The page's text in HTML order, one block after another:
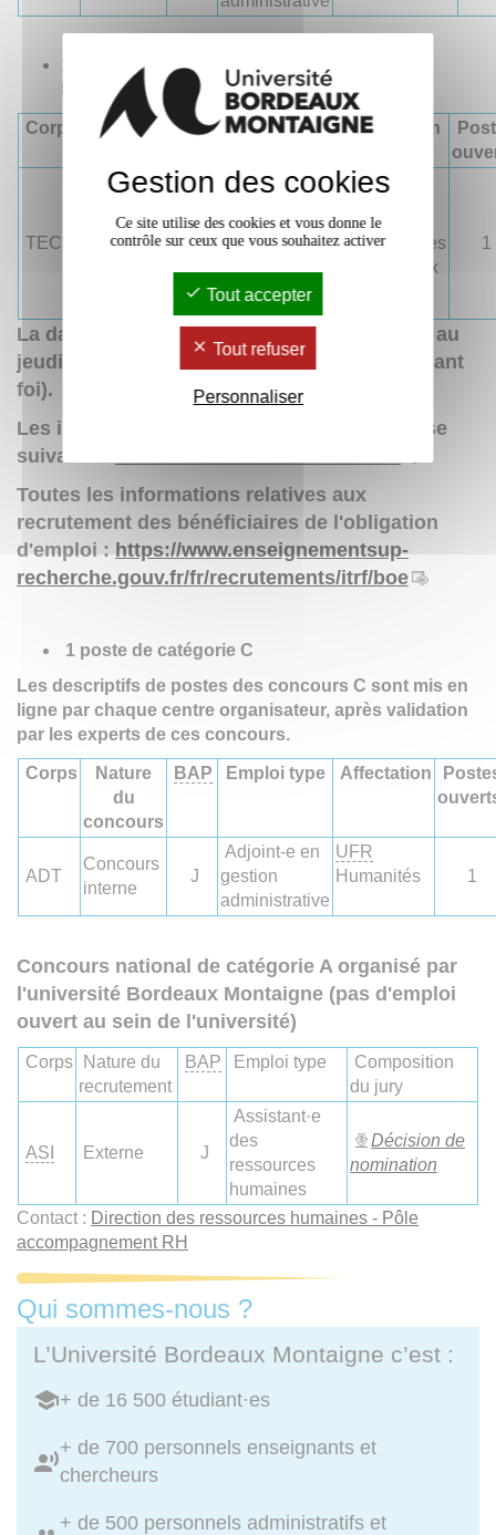
1 poste de catégorie B, Bénéficiaire de
l'Obligation d'Emploi (BOE)
Corps
Nature du
BAP
Emploi
Affectation
TECH BOE F
Technicien-
fabrication,
graphisme
Presses
Universitaires
de Bordeaux
1
La date limite d'envoi des dossiers est fixée au
jeudi 27 avril 2023
(le cachet de la poste faisant
foi).
Les inscriptions se feront en ligne à l'adresse
suivante :
Toutes les informations relatives aux
recrutement des bénéficiaires de l'obligation
d'emploi :https://www.enseignementsup-
recherche.gouv.fr/fr/recrutements/itrf/boe
1 poste de catégorie C
Les descriptifs de postes des concours C sont mis en
ligne par chaque centre organisateur, après validation
par les experts de ces concours.
Corps
Nature
du
concours
BAP Emploi type Affectation
ADT
Concours
interne
J
Adjoint-e en
gestion
administrative
UFR
Humanités
1
Concours national de catégorie A organisé par
l'université Bordeaux Montaigne (pas d'emploi
ouvert au sein de l'université)
Corps
Nature du
recrutement
BAP Emploi type
Composition
du jury
ASI Externe J
Assistant·e
des
ressources
humaines
Décision de
nomination
Contact : Direction des ressources humaines - Pôle
accompagnement RH
Qui sommes-nous ?
L’Université Bordeaux Montaigne c’est :
+ de 16 500 étudiant·es
+ de 700 personnels enseignants et
chercheurs
+ de 500 personnels administratifs et
Gestion des cookies
Ce site utilise des cookies et vous donne le
contrôle sur ceux que vous souhaitez activer
Tout accepter
Tout refuser
Personnaliser